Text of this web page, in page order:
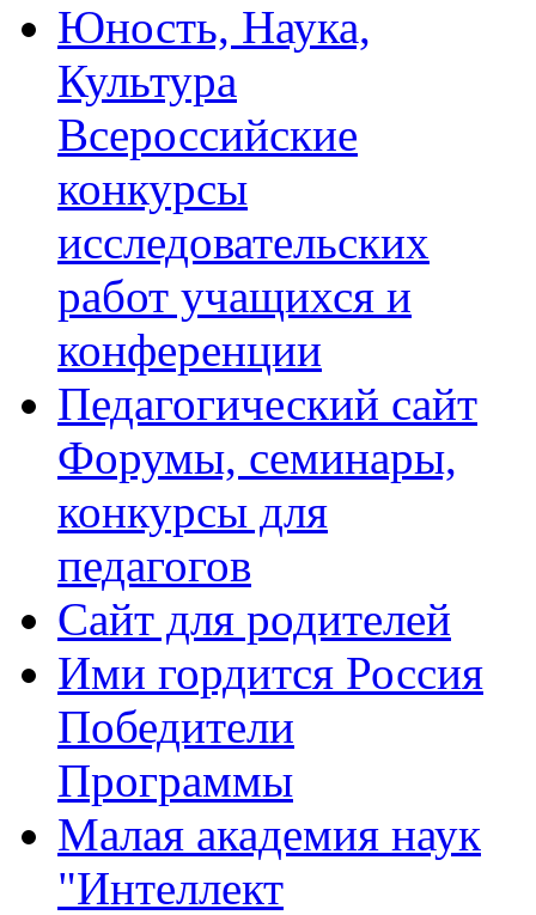
Юность, Наука,
Культура
Всероссийские
конкурсы
исследовательских
работ учащихся и
конференции
Педагогический сайт
Форумы, семинары,
конкурсы для
педагогов
Сайт для родителей
Ими гордится Россия
Победители
Программы
Малая академия наук
"Интеллект